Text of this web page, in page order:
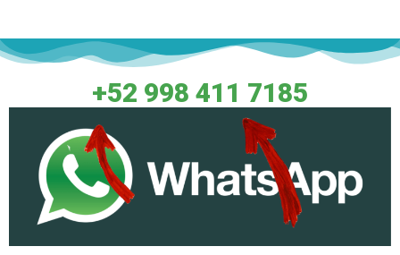
+52 998 411 7185